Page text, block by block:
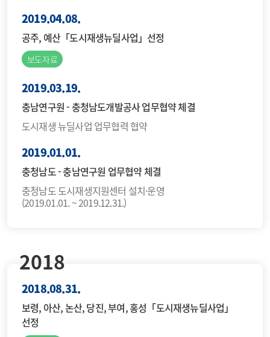
2019.04.08.
공주, 예산「도시재생뉴딜사업」선정
보도자료
2019.03.19.
충남연구원 - 충청남도개발공사 업무협약 체결
도시재생 뉴딜사업 업무협력 협약
2019.01.01.
충청남도 - 충남연구원 업무협약 체결
충청남도 도시재생지원센터 설치·운영
(2019.01.01. ~ 2019.12.31.)
2018.08.31.
보령, 아산, 논산, 당진, 부여, 홍성「도시재생뉴딜사업」
선정
2018